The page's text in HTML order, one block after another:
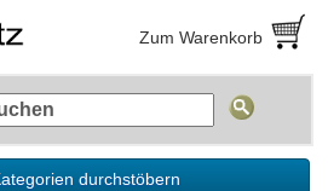
Zum Warenkorb
durchstöbern